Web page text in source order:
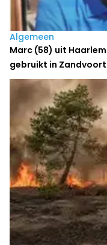
Algemeen
Marc (58) uit
gebruikt in Zandvoort